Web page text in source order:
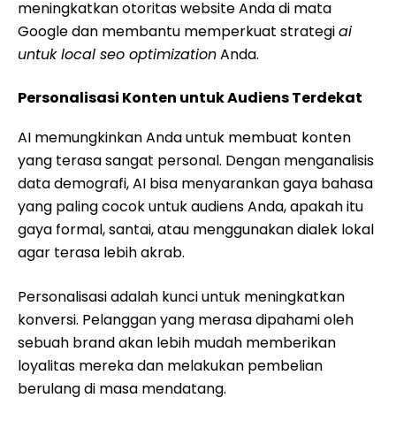
meningkatkan otoritas website Anda di mata
Google dan membantu memperkuat strategiai
untuk local seo optimizationAnda.
Personalisasi Konten untuk Audiens Terdekat
AI memungkinkan Anda untuk membuat konten
yang terasa sangat personal. Dengan menganalisis
data demografi, AI bisa menyarankan gaya bahasa
yang paling cocok untuk audiens Anda, apakah itu
gaya formal, santai, atau menggunakan dialek lokal
agar terasa lebih akrab.
Personalisasi adalah kunci untuk meningkatkan
konversi. Pelanggan yang merasa dipahami oleh
sebuah brand akan lebih mudah memberikan
loyalitas mereka dan melakukan pembelian
berulang di masa mendatang.